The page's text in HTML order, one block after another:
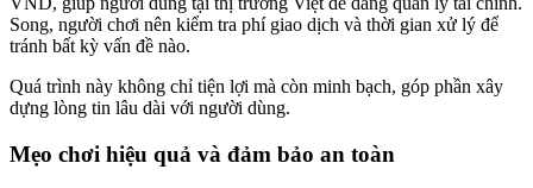
Song, người chơi nên kiểm tra phí giao dịch và thời gian xử lý để
tránh bất kỳ vấn đề nào.
Quá trình này không chỉ tiện lợi mà còn minh bạch, góp phần xây
dựng lòng tin lâu dài với người dùng.
Mẹo chơi hiệu quả và đảm bảo an toàn